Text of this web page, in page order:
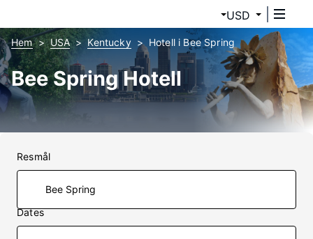
USD
Hem USA Kentucky Hotell i Bee Spring
Bee Spring Hotell
Resmål
Dates